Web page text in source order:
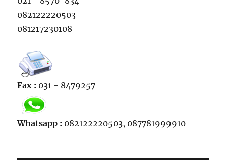
082122220503
081217230108
Fax : 031 - 8479257
Whatsapp : 082122220503, 087781999910